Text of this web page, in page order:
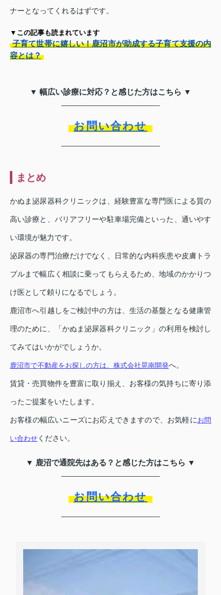
ナーとなってくれるはずです。
▼この記事も読まれています
子育て世帯に嬉しい！鹿沼市が助成する子育て支援の内
容とは？
▼ 幅広い診療に対応？と感じた方はこちら ▼
お問い合わせ
まとめ
かぬま泌尿器科クリニックは、経験豊富な専門医による質の
高い診療と、バリアフリーや駐車場完備といった、通いやす
い環境が魅力です。
泌尿器の専門治療だけでなく、日常的な内科疾患や皮膚トラ
ブルまで幅広く相談に乗ってもらえるため、地域のかかりつ
け医として頼りになるでしょう。
鹿沼市へ引越しをご検討中の方は、生活の基盤となる健康管
理のために、「かぬま泌尿器科クリニック」の利用を検討し
てみてはいかがでしょうか。
鹿沼市で不動産をお探しの方は、株式会社晃南開発へ。
賃貸・売買物件を豊富に取り揃え、お客様の気持ちに寄り添
ったご提案をいたします。
お客様の幅広いニーズにお応えできますので、お気軽にお問
い合わせ ください。
▼ 鹿沼で通院先はある？と感じた方はこちら ▼
お問い合わせ